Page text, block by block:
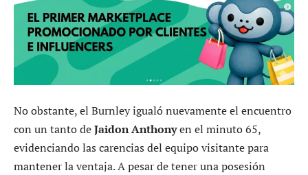
No obstante, el Burnley igualó nuevamente el encuentro
con un tanto deJaidon Anthonyen el minuto 65,
evidenciando las carencias del equipo visitante para
mantener la ventaja. A pesar de tener una posesión